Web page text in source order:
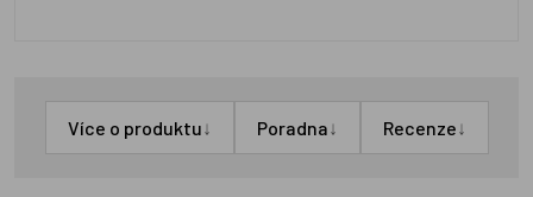
Více o produktu↓ Poradna↓ Recenze↓